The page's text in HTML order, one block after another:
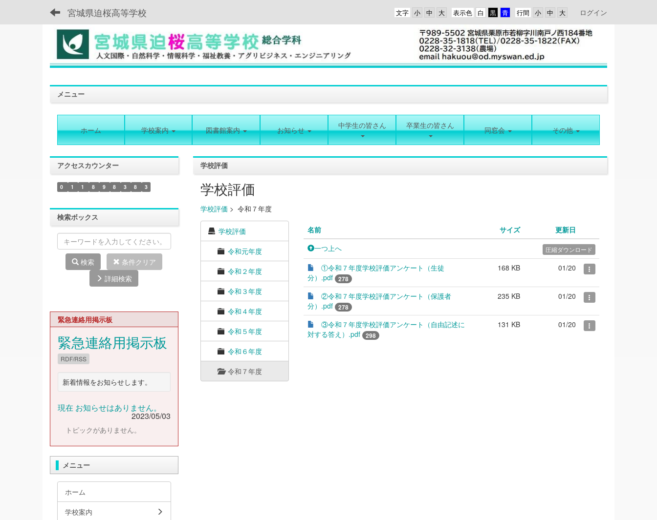
宮城県迫桜高等学校 行間
表示色
文字 ログイン
メニュー
ホーム 学校案内 図書館案内 お知らせ 中学生の皆さん 卒業生の皆さん 同窓会 その他
学校評価
学校評価
学校評価 > 令和７年度
学校評価
令和元年度
令和２年度
令和３年度
令和４年度
令和５年度
令和６年度
令和７年度
名前 サイズ
更新日
一つ上へ
圧縮ダウンロード
①令和７年度学校評価アンケート（生徒
分）.pdf
278
168 KB 01/20
②令和７年度学校評価アンケート（保護者
分）.pdf
278
235 KB 01/20
③令和７年度学校評価アンケート（自由記述に
対する答え）.pdf
298
131 KB 01/20
アクセスカウンター
0 1 1 8 9 8 3 8 3
検索ボックス
検索
条件クリア
詳細検索
緊急連絡用掲示板
緊急連絡用掲示板
RDF/RSS
新着情報をお知らせします。
現在 お知らせはありません。
2023/05/03
トピックがありません。
メニュー
ホーム
学校案内